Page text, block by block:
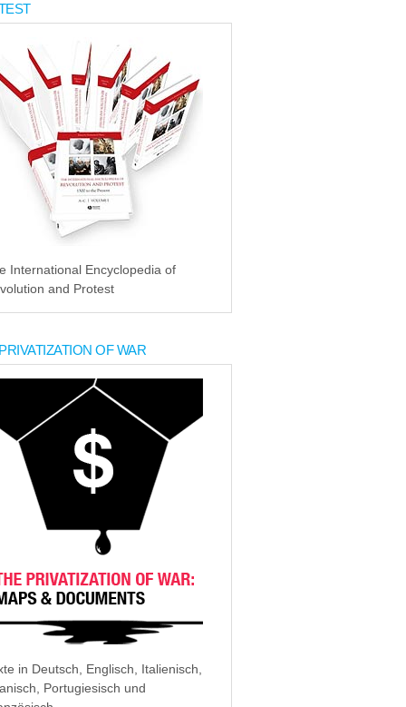
International Encyclopedia of
and Protest
OF WAR
in Deutsch, Englisch, Italienisch,
Portugiesisch und